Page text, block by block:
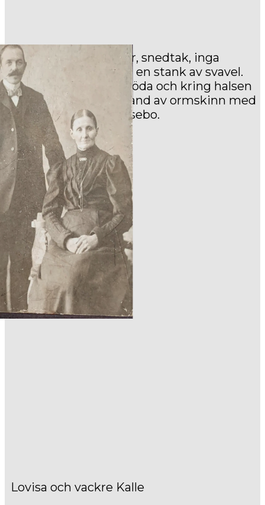
Stugan var 3 x 3 meter, snedtak, inga
fönster och alltid med en stank av svavel.
På golvet låg ben av döda och kring halsen
hade Traska ett halsband av ormskinn med
flisor från galgen i Halsebo.
Lovisa och vackre Kalle